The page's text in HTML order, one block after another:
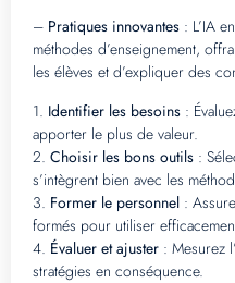
– Pratiques innovantes : L’IA
méthodes d’enseignement,
les élèves et d’expliquer des
1. Identifier les besoins :
apporter le plus de valeur.
2. Choisir les bons outils :
s’intègrent bien avec les
3. Former le personnel :
formés pour utiliser
4. Évaluer et ajuster : Mesurez
stratégies en conséquence.